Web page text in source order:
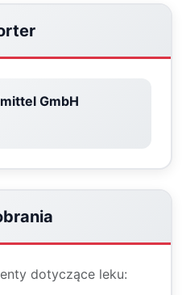
GmbH
dotyczące leku: